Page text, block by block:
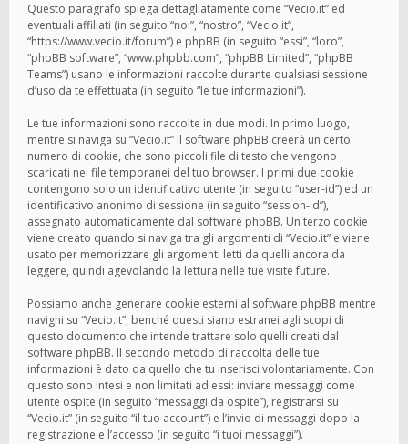
Questo paragrafo spiega dettagliatamente come “Vecio.it” ed
eventuali affiliati (in seguito “noi”, “nostro”, “Vecio.it”,
“https://www.vecio.it/forum”) e phpBB (in seguito “essi”, “loro”,
“phpBB software”, “www.phpbb.com”, “phpBB Limited”, “phpBB
Teams”) usano le informazioni raccolte durante qualsiasi sessione
d’uso da te effettuata (in seguito “le tue informazioni”).
Le tue informazioni sono raccolte in due modi. In primo luogo,
mentre si naviga su “Vecio.it” il software phpBB creerà un certo
numero di cookie, che sono piccoli file di testo che vengono
scaricati nei file temporanei del tuo browser. I primi due cookie
contengono solo un identificativo utente (in seguito “user-id”) ed un
identificativo anonimo di sessione (in seguito “session-id”),
assegnato automaticamente dal software phpBB. Un terzo cookie
viene creato quando si naviga tra gli argomenti di “Vecio.it” e viene
usato per memorizzare gli argomenti letti da quelli ancora da
leggere, quindi agevolando la lettura nelle tue visite future.
Possiamo anche generare cookie esterni al software phpBB mentre
navighi su “Vecio.it”, benché questi siano estranei agli scopi di
questo documento che intende trattare solo quelli creati dal
software phpBB. Il secondo metodo di raccolta delle tue
informazioni è dato da quello che tu inserisci volontariamente. Con
questo sono intesi e non limitati ad essi: inviare messaggi come
utente ospite (in seguito “messaggi da ospite”), registrarsi su
“Vecio.it” (in seguito “il tuo account”) e l’invio di messaggi dopo la
registrazione e l’accesso (in seguito “i tuoi messaggi”).